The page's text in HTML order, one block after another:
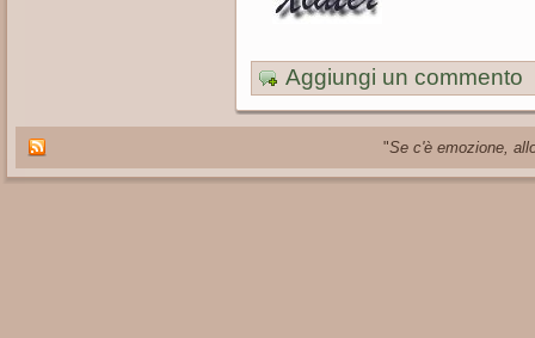
Aggiungi un commento
"Se c'è emozione,